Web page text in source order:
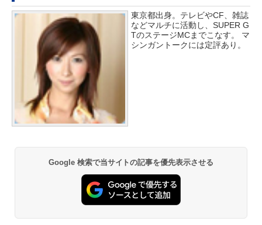
東京都出身。テレビやCF、雑誌
などマルチに活動し、SUPER G
TのステージMCまでこなす。 マ
シンガントークには定評あり。
Google 検索で当サイトの記事を優先表示させる